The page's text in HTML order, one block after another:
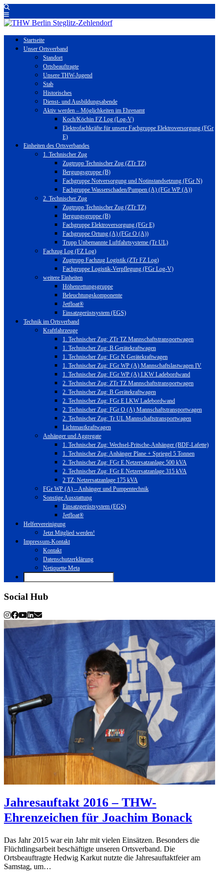
Startseite
Unser Ortsverband
Standort
Ortsbeauftragte
Unsere THW-Jugend
Stab
Historisches
Dienst- und Ausbildungsabende
Aktiv werden – Möglichkeiten im Ehrenamt
Koch/Köchin FZ Log (Log-V)
Elektrofachkräfte für unsere Fachgruppe Elektroversorgung (FGr
E)
Einheiten des Ortsverbandes
1. Technischer Zug
Zugtrupp Technischer Zug (ZTr TZ)
Bergungsgruppe (B)
Fachgruppe Notversorgung und Notinstandsetzung (FGr N)
Fachgruppe Wasserschaden/Pumpen (A) (FGr WP (A))
2. Technischer Zug
Zugtrupp Technischer Zug (ZTr TZ)
Bergungsgruppe (B)
Fachgruppe Elektroversorgung (FGr E)
Fachgruppe Ortung (A) (FGr O (A))
Trupp Unbemannte Luftfahrtsysteme (Tr UL)
Fachzug Log (FZ Log)
Zugtrupp Fachzug Logistik (ZTr FZ Log)
Fachgruppe Logistik-Verpflegung (FGr Log-V)
weitere Einheiten
Höhenrettungsgruppe
Beleuchtungskomponente
Jetfloat®
Einsatzgerüstsystem (EGS)
Technik im Ortsverband
Kraftfahrzeuge
1. Technischer Zug: ZTr TZ Mannschaftstransportwagen
1. Technischer Zug: B Gerätekraftwagen
1. Technischer Zug: FGr N Gerätekraftwagen
1. Technischer Zug: FGr WP (A) Mannschaftslastwagen IV
1. Technischer Zug: FGr WP (A) LKW Ladebordwand
2. Technischer Zug: ZTr TZ Mannschaftstransportwagen
2. Technischer Zug: B Gerätekraftwagen
2. Technischer Zug: FGr E LKW Ladebordwand
2. Technischer Zug: FGr O (A) Mannschaftstransportwagen
2. Technischer Zug: Tr UL Mannschaftstransportwagen
Lichtmastkraftwagen
Anhänger und Aggregate
1. Technischer Zug: Wechsel-Pritsche-Anhänger (BDF-Lafette)
1. Technischer Zug: Anhänger Plane + Spriegel 5 Tonnen
2. Technischer Zug: FGr E Netzersatzanlage 500 kVA
2. Technischer Zug: FGr E Netzersatzanlage 315 kVA
2 TZ: Netzersatzanlage 175 kVA
FGr WP (A) – Anhänger und Pumpentechnik
Sonstige Ausstattung
Einsatzgerüstsystem (EGS)
Jetfloat®
Helfervereinigung
Jetzt Mitglied werden!
Impressum-Kontakt
Kontakt
Datenschutzerklärung
Netiquette Meta
Social Hub
Jahresauftakt 2016 – THW-
Ehrenzeichen für Joachim Bonack
Das Jahr 2015 war ein Jahr mit vielen Einsätzen. Besonders die
Flüchtlingsarbeit beschäftigte unseren Ortsverband. Die
Ortsbeauftragte Hedwig Karkut nutzte die Jahresauftaktfeier am
Samstag, um…